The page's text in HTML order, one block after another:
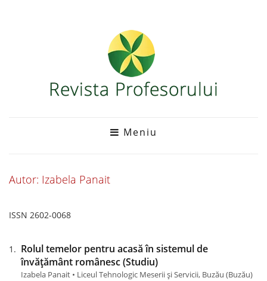
Meniu
Autor: Izabela Panait
ISSN 2602-0068
Rolul temelor pentru acasă în sistemul de
învățământ românesc (Studiu)
Izabela Panait • Liceul Tehnologic Meserii și Servicii, Buzău (Buzău)